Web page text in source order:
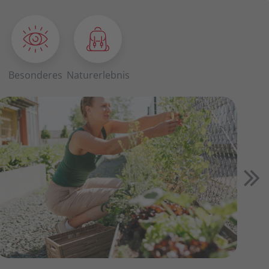
Besonderes Naturerlebnis